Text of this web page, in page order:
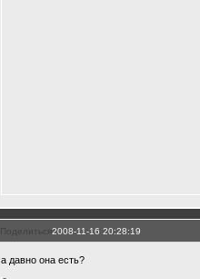
Поделиться2008-11-16 20:28:19
а давно она есть?